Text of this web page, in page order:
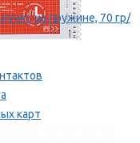
на пружине, 70 гр/
карт